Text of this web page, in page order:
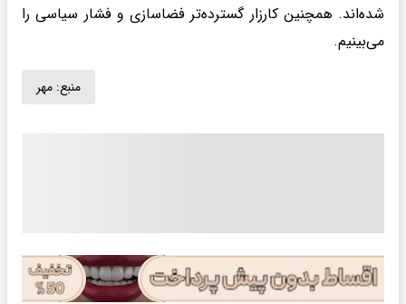
شده‌اند. همچنین کارزار گسترده‌تر فضاسازی و فشار سیاسی را
می‌بینیم.
منبع: مهر